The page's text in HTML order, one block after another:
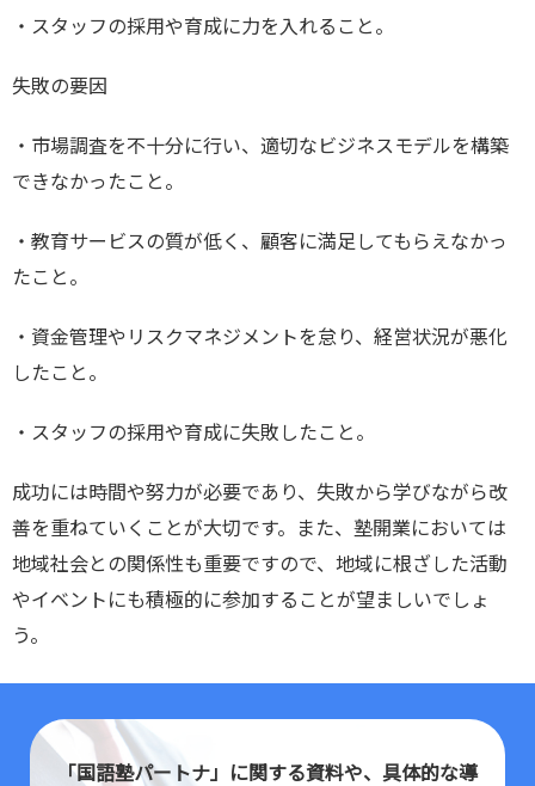
・スタッフの採用や育成に力を入れること。
失敗の要因
・市場調査を不十分に行い、適切なビジネスモデルを構築
できなかったこと。
・教育サービスの質が低く、顧客に満足してもらえなかっ
たこと。
・資金管理やリスクマネジメントを怠り、経営状況が悪化
したこと。
・スタッフの採用や育成に失敗したこと。
成功には時間や努力が必要であり、失敗から学びながら改
善を重ねていくことが大切です。また、塾開業においては
地域社会との関係性も重要ですので、地域に根ざした活動
やイベントにも積極的に参加することが望ましいでしょ
う。
「国語塾パートナ」に関する資料や、具体的な導